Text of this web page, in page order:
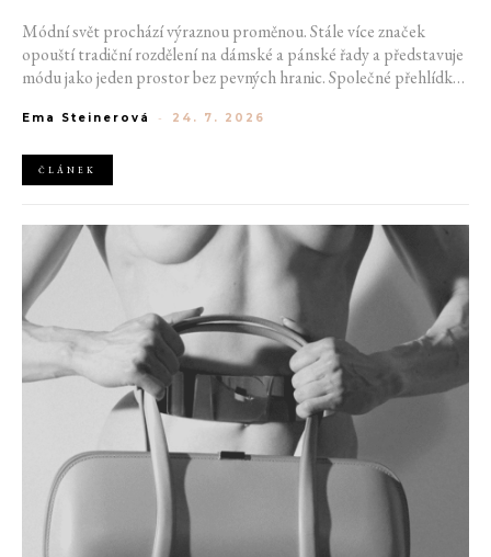
Módní svět prochází výraznou proměnou. Stále více značek
opouští tradiční rozdělení na dámské a pánské řady a představuje
módu jako jeden prostor bez pevných hranic. Společné přehlídky,
klasické týdny módy mohou brzy vypadat úplně jinak.
Ema Steinerová - 24. 7. 2026
ČLÁNEK